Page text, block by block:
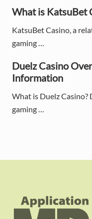
b
a
r
What is KatsuBet
KatsuBet Casino, a
gaming …
Duelz Casino
Information
What is Duelz Casino?
gaming …